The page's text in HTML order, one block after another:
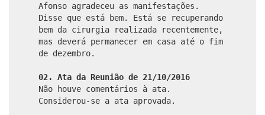
Afonso agradeceu as manifestações.
Disse que está bem. Está se recuperando
bem da cirurgia realizada recentemente,
mas deverá permanecer em casa até o fim
de dezembro.
02. Ata da Reunião de 21/10/2016
Não houve comentários à ata.
Considerou-se a ata aprovada.